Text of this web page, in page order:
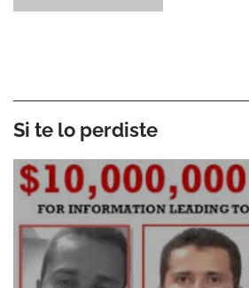
Si te lo perdiste